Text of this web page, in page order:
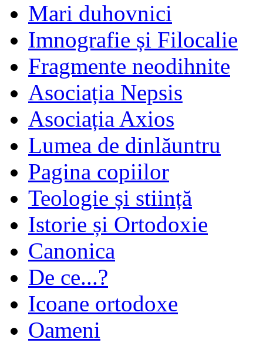
Mari duhovnici
Imnografie și Filocalie
Fragmente neodihnite
Asociația Nepsis
Asociația Axios
Lumea de dinlăuntru
Pagina copiilor
Teologie și stiință
Istorie și Ortodoxie
Canonica
De ce...?
Icoane ortodoxe
Oameni